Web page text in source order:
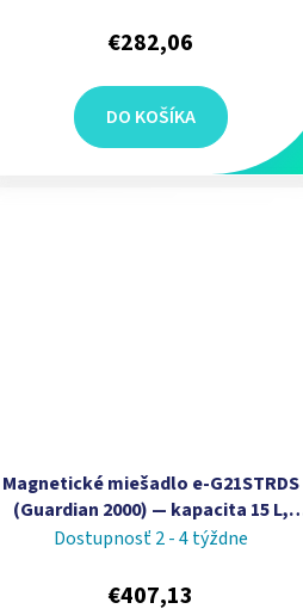
€282,06
DO KOŠÍKA
Magnetické miešadlo e-G21STRDS
(Guardian 2000) — kapacita 15 L,
rýchlosť 200–1 600 rpm I OHAUS
Dostupnosť 2 - 4 týždne
€407,13